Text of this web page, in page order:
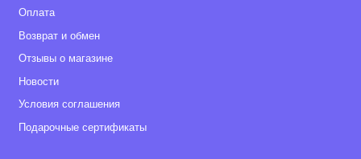
Оплата
Возврат и обмен
Отзывы о магазине
Новости
Условия соглашения
Подарочные сертификаты